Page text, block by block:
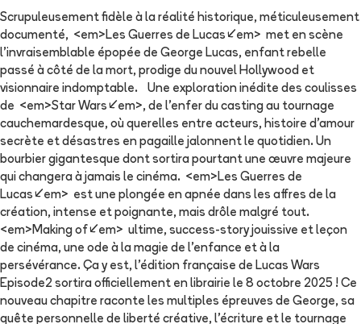
Scrupuleusement fidèle à la réalité historique, méticuleusement
documenté, <em>Les Guerres de Lucas</em> met en scène
l’invraisemblable épopée de George Lucas, enfant rebelle
passé à côté de la mort, prodige du nouvel Hollywood et
visionnaire indomptable. Une exploration inédite des coulisses
de <em>Star Wars</em>, de l’enfer du casting au tournage
cauchemardesque, où querelles entre acteurs, histoire d’amour
secrète et désastres en pagaille jalonnent le quotidien. Un
bourbier gigantesque dont sortira pourtant une œuvre majeure
qui changera à jamais le cinéma. <em>Les Guerres de
Lucas</em> est une plongée en apnée dans les affres de la
création, intense et poignante, mais drôle malgré tout.
<em>Making of</em> ultime, success-story jouissive et leçon
de cinéma, une ode à la magie de l’enfance et à la
persévérance. Ça y est, l'édition française de Lucas Wars
Episode2 sortira officiellement en librairie le 8 octobre 2025 ! Ce
nouveau chapitre raconte les multiples épreuves de George, sa
quête personnelle de liberté créative, l'écriture et le tournage